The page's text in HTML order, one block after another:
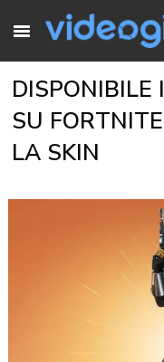
SU
LA SKIN